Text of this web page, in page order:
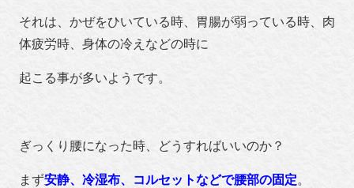
それは、かぜをひいている時、胃腸が弱っている時、肉
体疲労時、身体の冷えなどの時に
起こる事が多いようです。
ぎっくり腰になった時、どうすればいいのか？
まず安静、冷湿布、コルセットなどで腰部の固定。